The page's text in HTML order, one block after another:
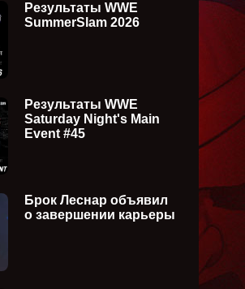
Результаты WWE
SummerSlam 2026
Результаты WWE
Saturday Night's Main
Event #45
Брок Леснар объявил
о завершении карьеры